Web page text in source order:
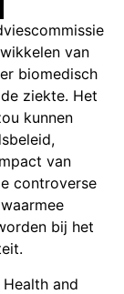
van
biomedisch
ziekte. Het
kunnen
van
controverse
bij het
and